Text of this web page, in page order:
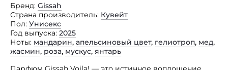
Бренд Gissah
Страна производитель Кувейт
Пол Унисекс
Год выпуска 2025
Ноты мандарин, апельсиновый цвет, гелиотроп, мед,
жасмин, роза, мускус, янтарь